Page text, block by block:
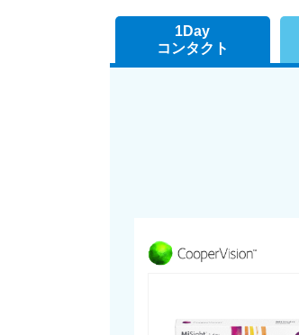
1Day
コンタクト